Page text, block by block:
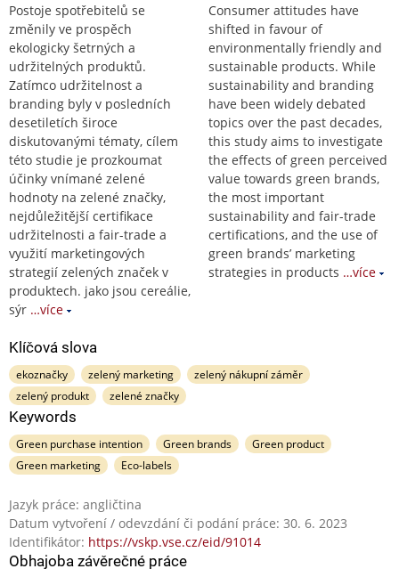
Postoje spotřebitelů se
změnily ve prospěch
ekologicky šetrných a
udržitelných produktů.
Zatímco udržitelnost a
branding byly v posledních
desetiletích široce
diskutovanými tématy, cílem
této studie je prozkoumat
účinky vnímané zelené
hodnoty na zelené značky,
nejdůležitější certifikace
udržitelnosti a fair-trade a
využití marketingových
strategií zelených značek v
produktech. jako jsou cereálie,
sýr …více
Consumer attitudes have
shifted in favour of
environmentally friendly and
sustainable products. While
sustainability and branding
have been widely debated
topics over the past decades,
this study aims to investigate
the effects of green perceived
value towards green brands,
the most important
sustainability and fair-trade
certifications, and the use of
green brands’ marketing
strategies in products …více
Klíčová slova
ekoznačky zelený marketing
zelený nákupní záměr
zelený produkt
zelené značky
Keywords
Green purchase intention Green brands
Green product
Green marketing
Eco-labels
Jazyk práce: angličtina
Datum vytvoření / odevzdání či podání práce: 30. 6. 2023
Identifikátor: https://vskp.vse.cz/eid/91014
Obhajoba závěrečné práce